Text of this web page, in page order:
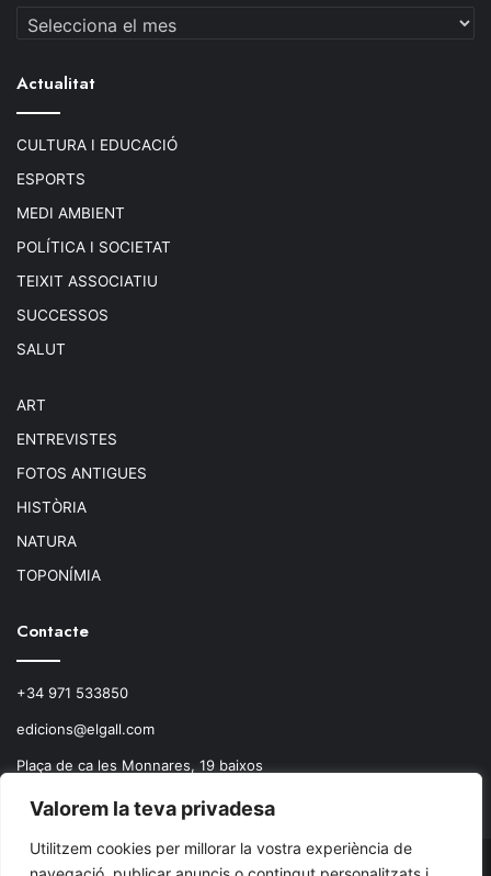
Valorem la teva privadesa
Utilitzem cookies per millorar la vostra experiència de
Arxius
Actualitat
CULTURA I EDUCACIÓ
ESPORTS
MEDI AMBIENT
POLÍTICA I SOCIETAT
TEIXIT ASSOCIATIU
SUCCESSOS
SALUT
ART
ENTREVISTES
FOTOS ANTIGUES
HISTÒRIA
NATURA
TOPONÍMIA
Contacte
+34 971 533850
edicions@elgall.com
Plaça de ca les Monnares, 19 baixos